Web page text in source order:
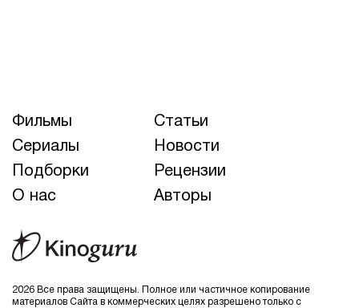
2026 Все права защищены. Полное или частичное копирование
материалов Сайта в коммерческих целях разрешено только с
Фильмы
Статьи
Сериалы
Новости
Подборки
Рецензии
О нас
Авторы